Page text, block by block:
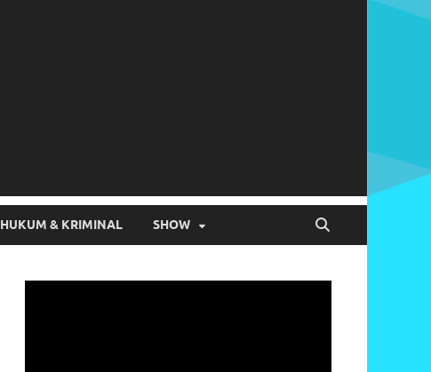
HUKUM & KRIMINAL SHOW